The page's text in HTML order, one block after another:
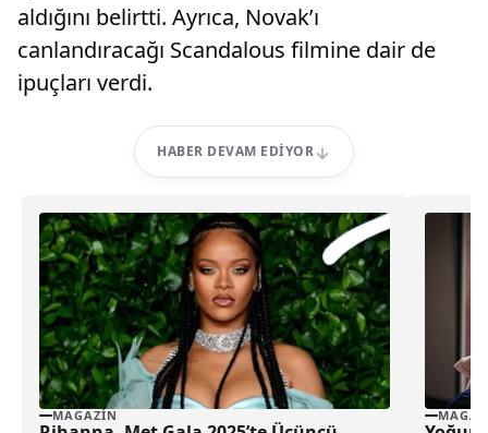
aldığını belirtti. Ayrıca, Novak’ı
canlandıracağı Scandalous filmine dair de
ipuçları verdi.
HABER DEVAM EDIYOR
MAGAZIN